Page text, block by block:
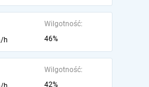
h
Wilgotność:
46%
Wilgotność:
42%